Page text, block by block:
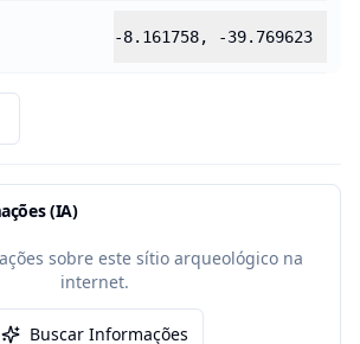
-8.161758, -39.769623
(IA)
sobre este sítio arqueológico na
internet.
Buscar Informações